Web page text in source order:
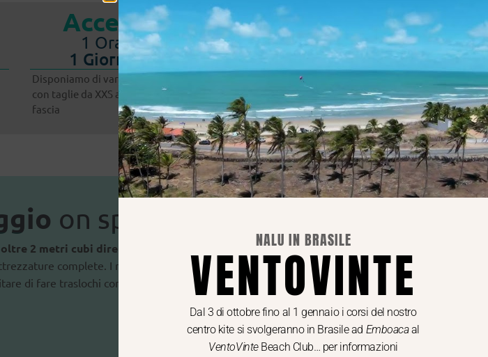
Accessori
1 Ora10€
1 Giorno20€
Disponiamo di vari caschi e trapezi,
con taglie da XXS a XL, a seggiolino o
fascia
Globale
1 Ora70€
1 Giorno150€
Noleggia per un giorno o solo per un
ora la tua attrezzatura da Kitesurf
completa
on spot
2 metri cubi direttamente sul mare
che possono
complete. I nostri box privati sonouna comoda
di fare traslochi continui dal proprio alloggio allo spot.
7 €
35 €
NALU IN BRASILE
VENTOVINTE
Dal 3 di ottobre fino al 1 gennaio i corsi del nostro
centro kite si svolgeranno in Brasile ad Emboacaal
VentoVinteBeach Club… per informazioni